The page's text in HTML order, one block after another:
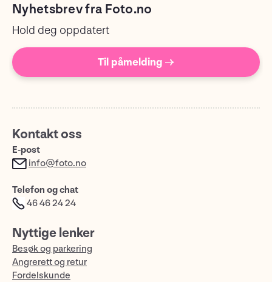
Nyhetsbrev fra Foto.no
Hold deg oppdatert
Til påmelding →
Kontakt oss
E-post
info@foto.no
Telefon og chat
46 46 24 24
Nyttige lenker
Besøk og parkering
Angrerett og retur
Fordelskunde